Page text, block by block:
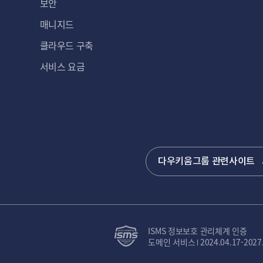
보안
매니지드
클라우드 구축
서비스 요금
다우키움그룹 관련사이트
ISMS 정보보호 관리체계 인증
도메인 서비스 2024.04.17-